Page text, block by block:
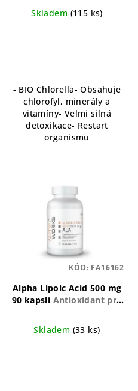
bohatá na živiny
Skladem (115 ks)
- BIO Chlorella- Obsahuje
chlorofyl, minerály a
vitamíny- Velmi silná
detoxikace- Restart
organismu
Alpha Lipoic Acid 500 mg
90 kapslí Antioxidant pro
Skladem (33 ks)
KÓD: FA16162